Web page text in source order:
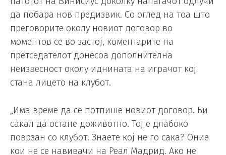
да побара нов предизвик. Со оглед на тоа што
преговорите околу новиот договор во
моментов се во застој, коментарите на
претседателот донесоа дополнителна
неизвесност околу иднината на играчот кој
стана лицето на клубот.
„Има време да се потпише новиот договор. Би
сакал да остане доживотно. Тој е длабоко
поврзан со клубот. Знаете кој не го сака? Оние
кои не се навивачи на Реал Мадрид. Ако не